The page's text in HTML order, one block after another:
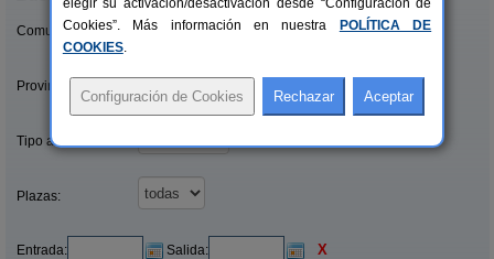
Comunidades:
Provincias/Islas:
Tipo alquiler:
Plazas:
Entrada: Salida: X
elegir su activación/desactivación desde “Configuración de
Cookies”. Más información en nuestra
POLÍTICA DE
COOKIES.